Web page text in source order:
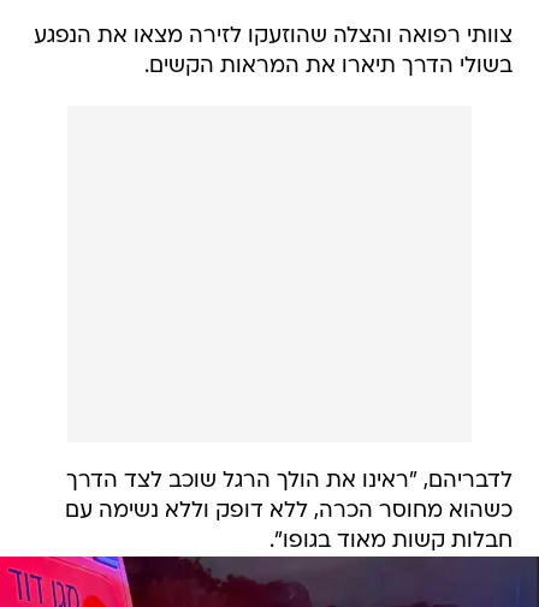
צוותי רפואה והצלה שהוזעקו לזירה מצאו את הנפגע
בשולי הדרך תיארו את המראות הקשים.
לדבריהם, "ראינו את הולך הרגל שוכב לצד הדרך
כשהוא מחוסר הכרה, ללא דופק וללא נשימה עם
חבלות קשות מאוד בגופו".